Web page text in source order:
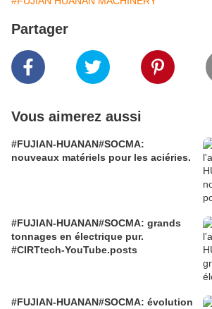
Partager
Vous aimerez aussi
#FUJIAN-HUANAN#SOCMA:
nouveaux matériels pour les aciéries.
#FUJIAN-HUANAN#SOCMA: grands
tonnages en électrique pur.
#CIRTtech-YouTube.posts
#FUJIAN-HUANAN#SOCMA: évolution